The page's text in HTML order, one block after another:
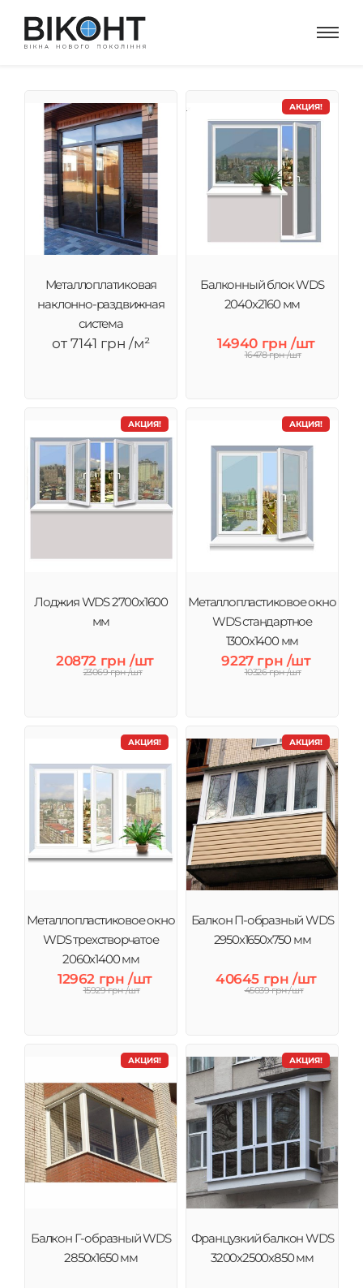
Металлоплатиковая
наклонно-раздвижная
система
от 7141 грн /м²
АКЦИЯ!
Балконный блок WDS
2040x2160 мм
14940 грн /шт
16478 грн /шт
АКЦИЯ!
Лоджия WDS 2700х1600
мм
20872 грн /шт
23069 грн /шт
АКЦИЯ!
Металлопластиковое окно
WDS стандартное
1300x1400 мм
9227 грн /шт
10326 грн /шт
АКЦИЯ!
Металлопластиковое окно
WDS трехстворчатое
2060х1400 мм
12962 грн /шт
15929 грн /шт
АКЦИЯ!
Балкон П-образный WDS
2950х1650х750 мм
40645 грн /шт
45039 грн /шт
АКЦИЯ!
Балкон Г-образный WDS
2850х1650 мм
АКЦИЯ!
Французкий балкон WDS
3200х2500х850 мм